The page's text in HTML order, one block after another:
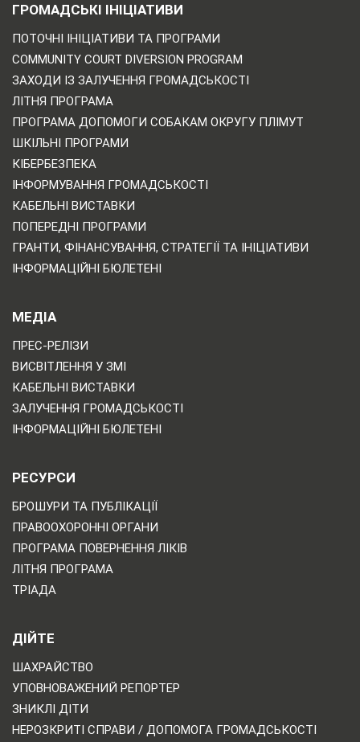
ГРОМАДСЬКІ ІНІЦІАТИВИ
ПОТОЧНІ ІНІЦІАТИВИ ТА ПРОГРАМИ
COMMUNITY COURT DIVERSION PROGRAM
ЗАХОДИ ІЗ ЗАЛУЧЕННЯ ГРОМАДСЬКОСТІ
ЛІТНЯ ПРОГРАМА
ПРОГРАМА ДОПОМОГИ СОБАКАМ ОКРУГУ ПЛІМУТ
ШКІЛЬНІ ПРОГРАМИ
КІБЕРБЕЗПЕКА
ІНФОРМУВАННЯ ГРОМАДСЬКОСТІ
КАБЕЛЬНІ ВИСТАВКИ
ПОПЕРЕДНІ ПРОГРАМИ
ГРАНТИ, ФІНАНСУВАННЯ, СТРАТЕГІЇ ТА ІНІЦІАТИВИ
ІНФОРМАЦІЙНІ БЮЛЕТЕНІ
МЕДІА
ПРЕС-РЕЛІЗИ
ВИСВІТЛЕННЯ У ЗМІ
КАБЕЛЬНІ ВИСТАВКИ
ЗАЛУЧЕННЯ ГРОМАДСЬКОСТІ
ІНФОРМАЦІЙНІ БЮЛЕТЕНІ
РЕСУРСИ
БРОШУРИ ТА ПУБЛІКАЦІЇ
ПРАВООХОРОННІ ОРГАНИ
ПРОГРАМА ПОВЕРНЕННЯ ЛІКІВ
ЛІТНЯ ПРОГРАМА
ТРІАДА
ДІЙТЕ
ШАХРАЙСТВО
УПОВНОВАЖЕНИЙ РЕПОРТЕР
ЗНИКЛІ ДІТИ
НЕРОЗКРИТІ СПРАВИ / ДОПОМОГА ГРОМАДСЬКОСТІ